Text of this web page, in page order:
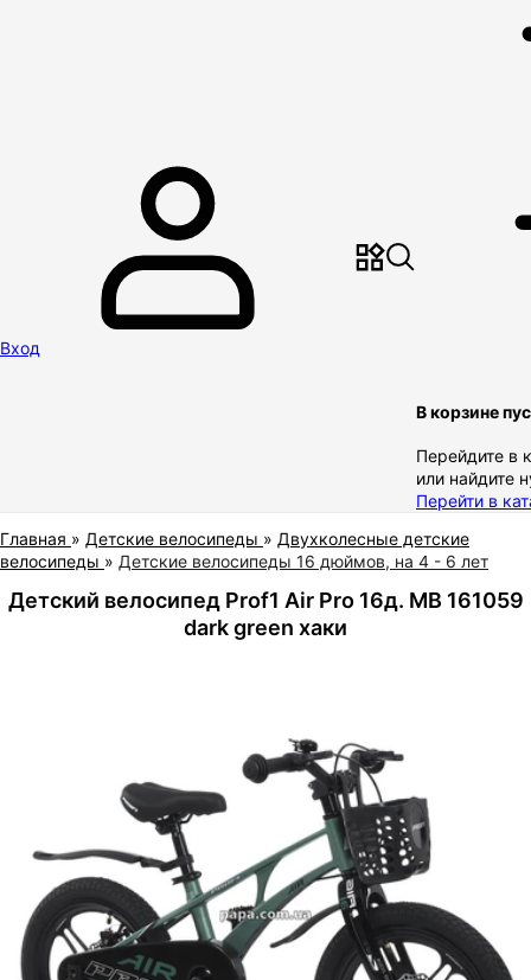
Вход
В корзине
Перейдите в
или найдите
Перейти в
Главная » Детские велосипеды » Двухколесные детские
велосипеды » Детские велосипеды 16 дюймов, на 4 - 6 лет
Детский велосипед Prof1 Air Pro 16д. MB 161059
dark green хаки